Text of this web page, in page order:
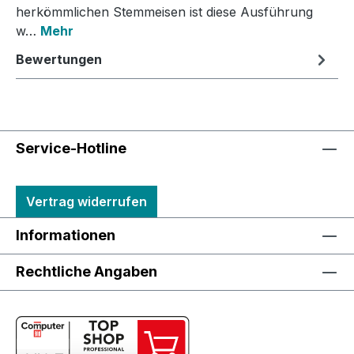
herkömmlichen Stemmeisen ist diese Ausführung
w… Mehr
Bewertungen
Service-Hotline
Vertrag widerrufen
Informationen
Rechtliche Angaben